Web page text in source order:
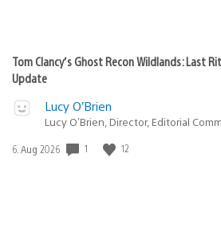
Tom Clancy’s Ghost Recon Wildlands: Last
Update
Lucy O’Brien
Lucy O’Brien, Director, Editorial
Veröffentlichungsdatum:
6. Aug 2026 1 12